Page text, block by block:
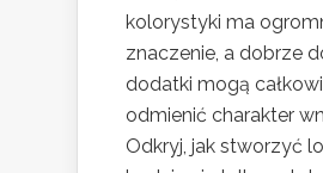
kolorystyki ma
znaczenie, a dobrze
dodatki mogą
odmienić charakter
Odkryj, jak stworzyć